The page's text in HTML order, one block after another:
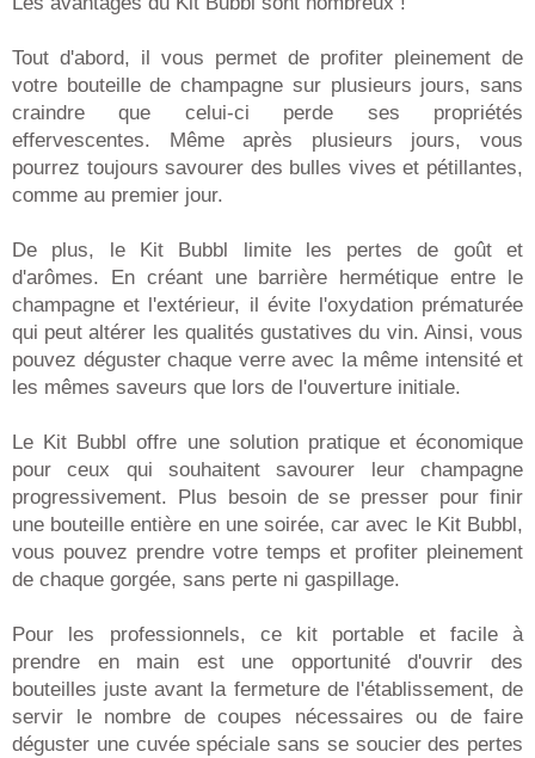
Tout d'abord, il vous permet de profiter pleinement de
votre bouteille de champagne sur plusieurs jours, sans
craindre que celui-ci perde ses propriétés
effervescentes. Même après plusieurs jours, vous
pourrez toujours savourer des bulles vives et pétillantes,
comme au premier jour.
De plus, le Kit Bubbl limite les pertes de goût et
d'arômes. En créant une barrière hermétique entre le
champagne et l'extérieur, il évite l'oxydation prématurée
qui peut altérer les qualités gustatives du vin. Ainsi, vous
pouvez déguster chaque verre avec la même intensité et
les mêmes saveurs que lors de l'ouverture initiale.
Le Kit Bubbl offre une solution pratique et économique
pour ceux qui souhaitent savourer leur champagne
progressivement. Plus besoin de se presser pour finir
une bouteille entière en une soirée, car avec le Kit Bubbl,
vous pouvez prendre votre temps et profiter pleinement
de chaque gorgée, sans perte ni gaspillage.
Pour les professionnels, ce kit portable et facile à
prendre en main est une opportunité d'ouvrir des
bouteilles juste avant la fermeture de l'établissement, de
servir le nombre de coupes nécessaires ou de faire
déguster une cuvée spéciale sans se soucier des pertes